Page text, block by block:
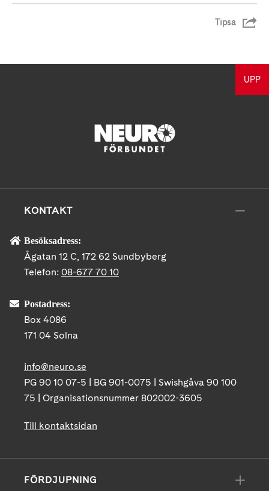
Tipsa
UPP
KONTAKT
Besöksadress:
Ågatan 12 C, 172 62 Sundbyberg
Telefon: 08-677 70 10
Postadress:
Box 4086
171 04 Solna
info@neuro.se
PG 90 10 07-5 | BG 901-0075 | Swishgåva 90 100
75 | Organisationsnummer 802002-3605
Till kontaktsidan
FÖRDJUPNING